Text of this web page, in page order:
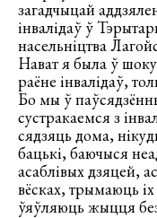
загадчыцай
інвалідаў ў
насельніцтва
Нават я была ў
раёне інвалідаў,
Бо мы ў
сустракаемся з
сядзяць дома,
бацькі, баючыся
асаблівых дзяцей,
вёсках, трымаюць
ўяўляюць жыцця